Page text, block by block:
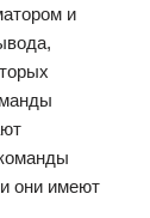
и
они имеют